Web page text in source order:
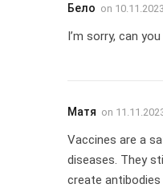
Бело on
I’m sorry, can
Матя on
Vaccines are a
diseases. They
create